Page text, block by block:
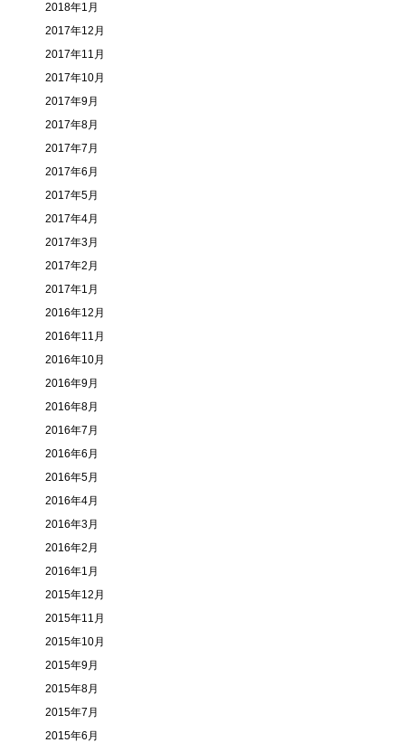
2018年1月
2017年12月
2017年11月
2017年10月
2017年9月
2017年8月
2017年7月
2017年6月
2017年5月
2017年4月
2017年3月
2017年2月
2017年1月
2016年12月
2016年11月
2016年10月
2016年9月
2016年8月
2016年7月
2016年6月
2016年5月
2016年4月
2016年3月
2016年2月
2016年1月
2015年12月
2015年11月
2015年10月
2015年9月
2015年8月
2015年7月
2015年6月